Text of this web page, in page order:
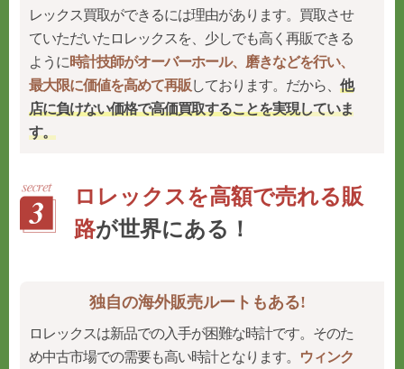
レックス買取ができるには理由があります。買取させ
ていただいたロレックスを、少しでも高く再販できる
ように時計技師がオーバーホール、磨きなどを行い、
最大限に価値を高めて再販しております。だから、他
店に負けない価格で高価買取することを実現していま
す。
ロレックスを高額で売れる販
路が世界にある！
独自の海外販売ルートもある!
ロレックスは新品での入手が困難な時計です。そのた
め中古市場での需要も高い時計となります。 ウィンク